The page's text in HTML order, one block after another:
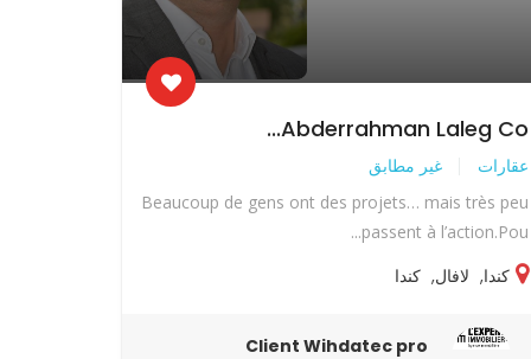
Abderrahman Laleg Co...
عقارات غير مطابق
Beaucoup de gens ont des projets… mais très peu
passent à l’action.Pou...
كندا, لافال, كندا
Client Wihdatec pro